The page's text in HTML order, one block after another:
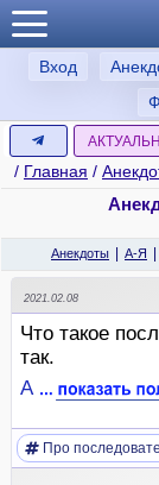
Вход
/ Главная /
Анекдоты
А-Я
2021.02.08
Что такое
так.
А
Про